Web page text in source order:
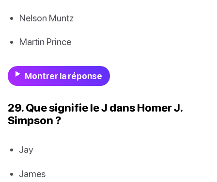
Nelson Muntz
Martin Prince
Montrer la réponse
29. Que signifie le J dans Homer J.
Simpson ?
Jay
James